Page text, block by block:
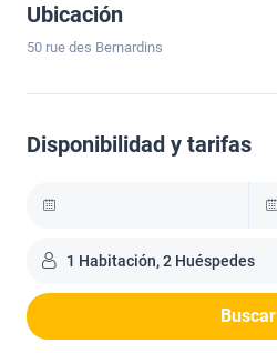
Ubicación
50 rue des Bernardins
Disponibilidad y tarifas
1 Habitación, 2 Huéspedes
Buscar